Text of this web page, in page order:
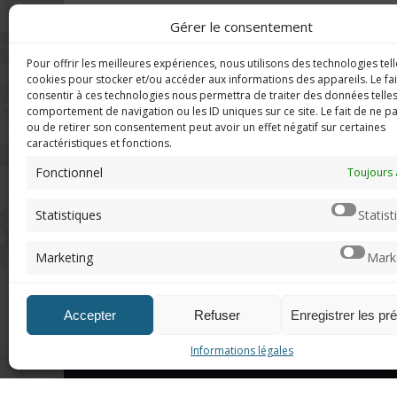
Gérer le consentement
Pour offrir les meilleures expériences, nous utilisons des technologies
cookies pour stocker et/ou accéder aux informations des appareils. Le
consentir à ces technologies nous permettra de traiter des données
comportement de navigation ou les ID uniques sur ce site. Le fait de ne
ou de retirer son consentement peut avoir un effet négatif sur certaines
caractéristiques et fonctions.
Fonctionnel Toujours
Statistiques
Marketing
Accepter Refuser Enregistrer les
Informations légales
Imerod.fr est un site traitant de
l'univers du jeu vidéo. Toute
reproduction partielle ou complète
sans autorisation préalable est
interdite.
Mentions légales
DERNIERS
en
de